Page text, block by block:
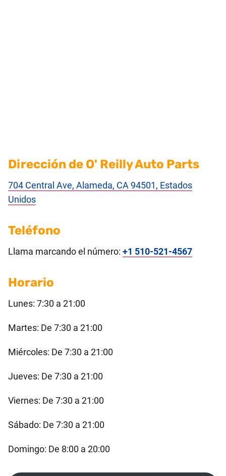
Dirección de O' Reilly Auto Parts
704 Central Ave, Alameda, CA 94501, Estados
Unidos
Teléfono
Llama marcando el número: +1 510-521-4567
Horario
Lunes: 7:30 a 21:00
Martes: De 7:30 a 21:00
Miércoles: De 7:30 a 21:00
Jueves: De 7:30 a 21:00
Viernes: De 7:30 a 21:00
Sábado: De 7:30 a 21:00
Domingo: De 8:00 a 20:00